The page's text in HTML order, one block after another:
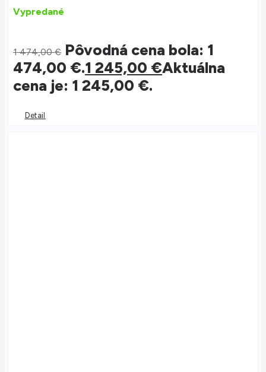
Vypredané
1 474,00€ Pôvodná cena bola: 1
474,00 €.1 245,00 €Aktuálna
cena je: 1 245,00 €.
Detail